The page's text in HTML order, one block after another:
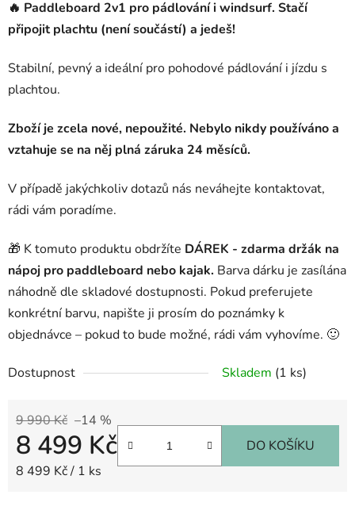
🔥 Paddleboard 2v1 pro pádlování i windsurf. Stačí
připojit plachtu (není součástí) a jedeš!
Stabilní, pevný a ideální pro pohodové pádlování i jízdu s
plachtou.
Zboží je zcela nové, nepoužité. Nebylo nikdy používáno a
vztahuje se na něj plná záruka 24 měsíců.
V případě jakýchkoliv dotazů nás neváhejte kontaktovat,
rádi vám poradíme.
🎁 K tomuto produktu obdržíte DÁREK - zdarma držák na
nápoj pro paddleboard nebo kajak. Barva dárku je zasílána
náhodně dle skladové dostupnosti. Pokud preferujete
konkrétní barvu, napište ji prosím do poznámky k
objednávce – pokud to bude možné, rádi vám vyhovíme. 🙂
Dostupnost Skladem (1 ks)
9 990 Kč –14 %
8 499 Kč
Měrná cena:
8 499 Kč / 1 ks
DO KOŠÍKU